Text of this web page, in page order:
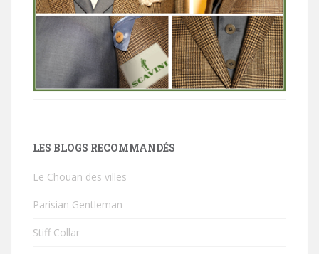
LES BLOGS RECOMMANDÉS
Le Chouan des villes
Parisian Gentleman
Stiff Collar